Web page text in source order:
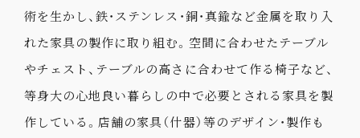
術を生かし、鉄・ステンレス・銅・真鍮など金属を取り入
れた家具の製作に取り組む。空間に合わせたテーブル
やチェスト、テーブルの高さに合わせて作る椅子など、
等身大の心地良い暮らしの中で必要とされる家具を製
作している。店舗の家具（什器）等のデザイン・製作も